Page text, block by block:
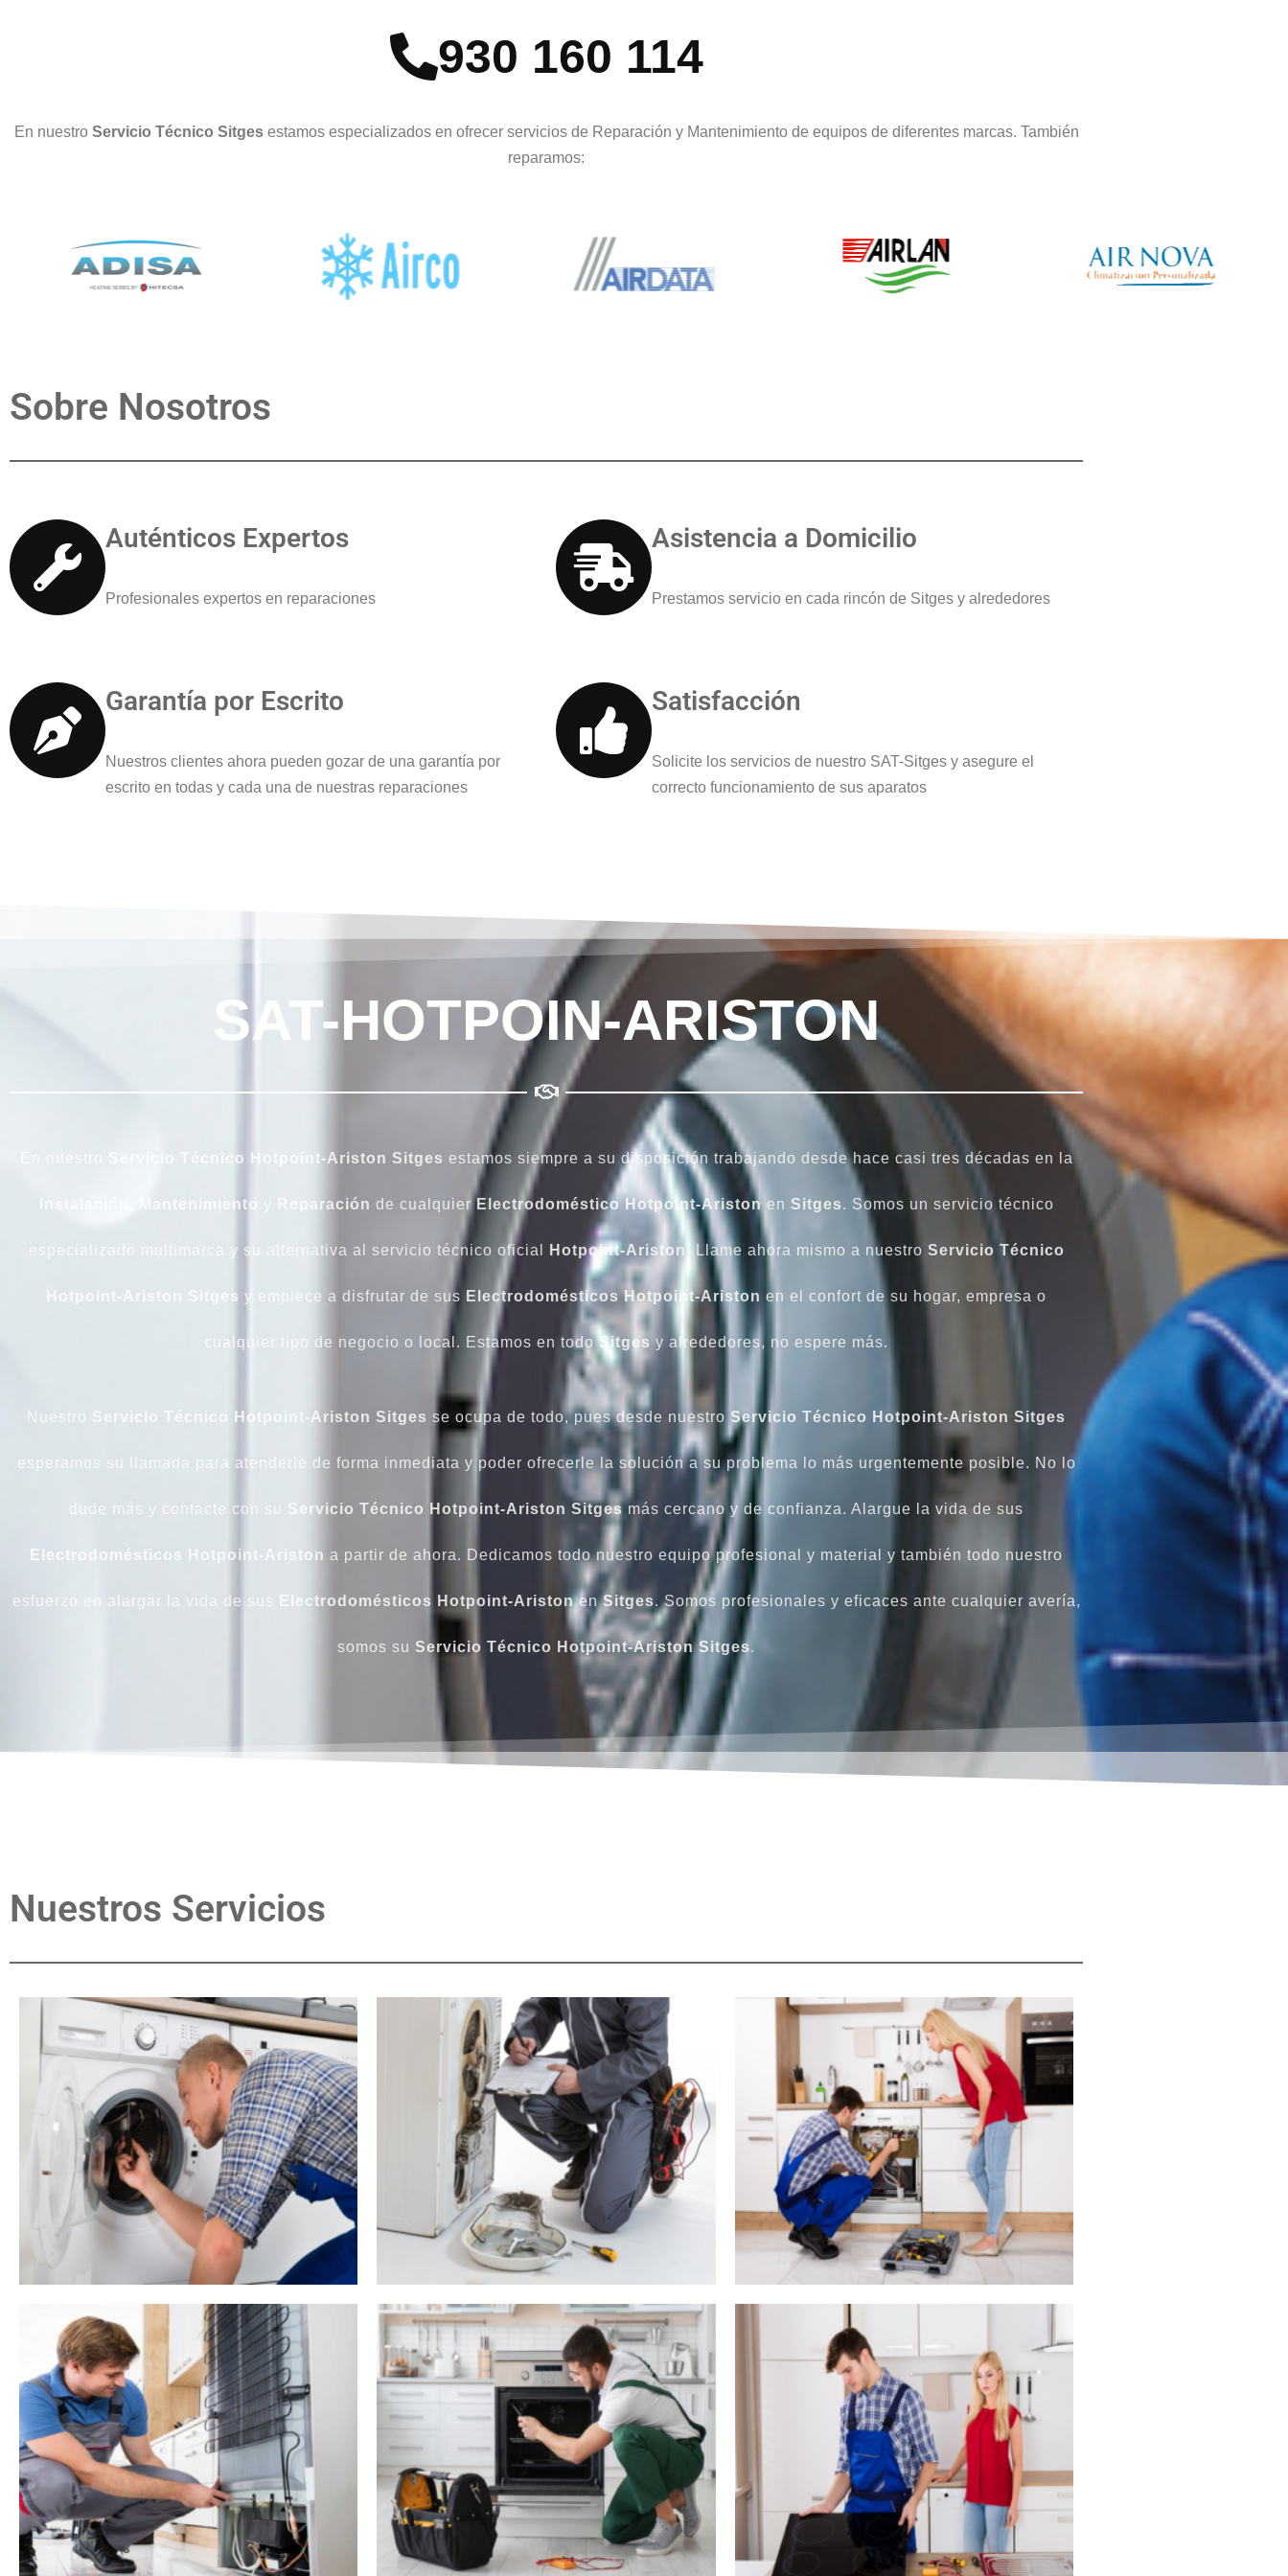
930 160 114
En nuestro Servicio Técnico Sitges estamos especializados en ofrecer servicios de Reparación y Mantenimiento de equipos de diferentes marcas. También
reparamos:
Sobre Nosotros
Auténticos Expertos
Profesionales expertos en reparaciones
Asistencia a Domicilio
Prestamos servicio en cada rincón de Sitges y alrededores
Garantía por Escrito
Nuestros clientes ahora pueden gozar de una garantía por
escrito en todas y cada una de nuestras reparaciones
Satisfacción
Solicite los servicios de nuestro SAT-Sitges y asegure el
correcto funcionamiento de sus aparatos
SAT-HOTPOIN-ARISTON
Servicio Técnico Hotpoint-Ariston Sitges estamos siempre a su disposición trabajando desde hace casi tres décadas en la
Instalación Mantenimiento y Reparación de cualquierElectrodoméstico Hotpoint-Aristonen Sitges. Somos un servicio técnico
especializado multimarca y su alternativa al servicio técnico oficial Hotpoint-Ariston . Llame ahora mismo a nuestro Servicio Técnico
Hotpoint-Ariston Sitges y empiece a disfrutar de sus Electrodomésticos Hotpoint-Ariston en el confort de su hogar, empresa o
cualquier tipo de negocio o local. Estamos en todoSitges y alrededores, no espere más.
Nuestro Servicio Técnico Hotpoint-Ariston Sitges se ocupa de todo, pues desde nuestro Servicio Técnico Hotpoint-Ariston Sitges
esperamos su llamada para atenderle de forma inmediata y poder ofrecerle la solución a su problema lo más urgentemente posible. No lo
dude más y contacte con su Servicio Técnico Hotpoint-Ariston Sitgesmás cercano y de confianza. Alargue la vida de sus
Electrodomésticos Hotpoint-Ariston a partir de ahora. Dedicamos todo nuestro equipo profesional y material y también todo nuestro
esfuerzo en alargar la vida de sus Electrodomésticos Hotpoint-AristonenSitges. Somos profesionales y eficaces ante cualquier avería,
somos su Servicio Técnico Hotpoint-Ariston Sitges.
Nuestros Servicios